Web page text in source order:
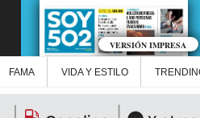
VERSIÓN IMPRESA
FAMA VIDA Y ESTILO